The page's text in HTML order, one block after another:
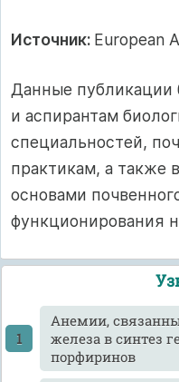
Источник: European
Данные публикации
и аспирантам
специальностей,
практикам, а также
основами
функционирования
Анемии,
железа в синтез
порфиринов